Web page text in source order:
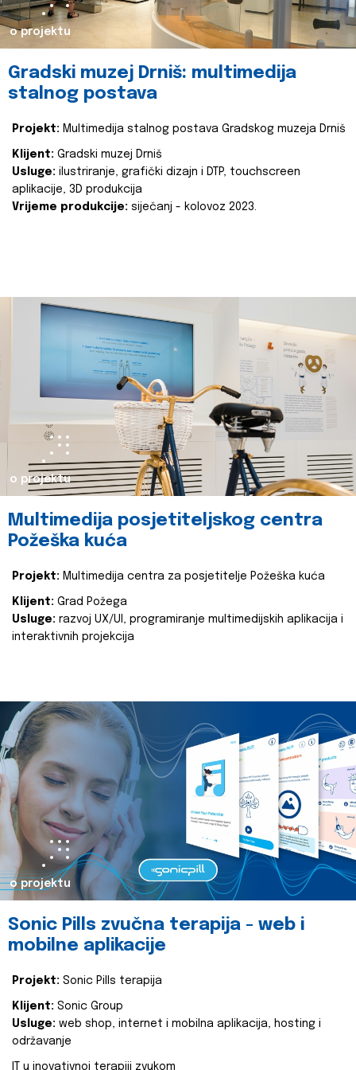
o projektu
Gradski muzej Drniš: multimedija
stalnog postava
Projekt: Multimedija stalnog postava Gradskog muzeja Drniš
Klijent: Gradski muzej Drniš
Usluge: ilustriranje, grafički dizajn i DTP, touchscreen
aplikacije, 3D produkcija
Vrijeme produkcije: siječanj - kolovoz 2023.
o projektu
Multimedija posjetiteljskog centra
Požeška kuća
Projekt: Multimedija centra za posjetitelje Požeška kuća
Klijent: Grad Požega
Usluge: razvoj UX/UI, programiranje multimedijskih aplikacija i
interaktivnih projekcija
o projektu
Sonic Pills zvučna terapija - web i
mobilne aplikacije
Projekt: Sonic Pills terapija
Klijent: Sonic Group
Usluge: web shop, internet i mobilna aplikacija, hosting i
održavanje
IT u inovativnoj terapiji zvukom